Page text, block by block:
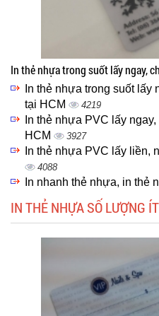
In thẻ nhựa trong suốt lấy ngay,
In thẻ nhựa trong suốt
tại HCM
4219
In thẻ nhựa PVC lấy
HCM
3927
In thẻ nhựa PVC lấy liền,
4088
In nhanh thẻ nhựa, in thẻ
IN THẺ NHỰA SỐ LƯỢNG ÍT